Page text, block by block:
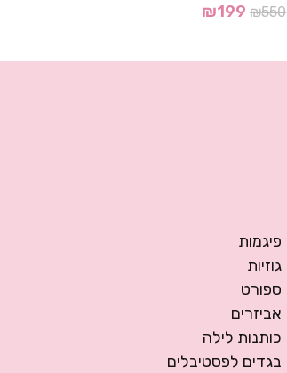
₪550
₪199
פיגמות
גוזיות
ספורט
אביזרים
כותנות לילה
בגדים לפסטיבלים